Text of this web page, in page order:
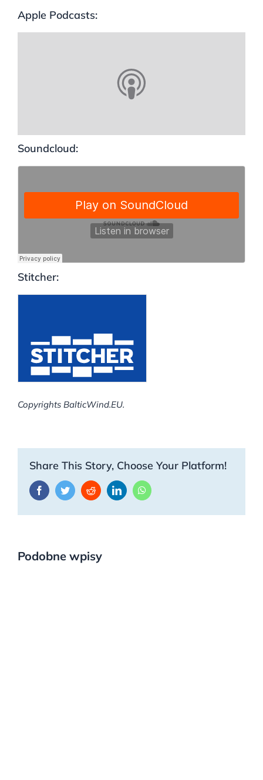
Apple Podcasts:
Soundcloud:
Stitcher:
Copyrights BalticWind.EU.
Share This Story, Choose Your Platform!
FacebookTwitterRedditLinkedInWhatsApp
Podobne wpisy